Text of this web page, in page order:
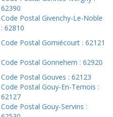
62390
Code Postal Givenchy-Le-Noble
: 62810
Code Postal Gomiécourt : 62121
Code Postal Gonnehem : 62920
Code Postal Gouves : 62123
Code Postal Gouy-En-Ternois :
62127
Code Postal Gouy-Servins :